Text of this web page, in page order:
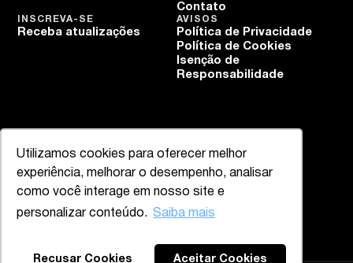
Utilizamos cookies para oferecer melhor
experiência, melhorar o desempenho, analisar
como você interage em nosso site e
personalizar conteúdo. Saiba mais
Recusar Cookies Aceitar Cookies
Contato
AVISOS
Política de Privacidade
Política de Cookies
Isenção de
Responsabilidade
INSCREVA-SE
Receba atualizações